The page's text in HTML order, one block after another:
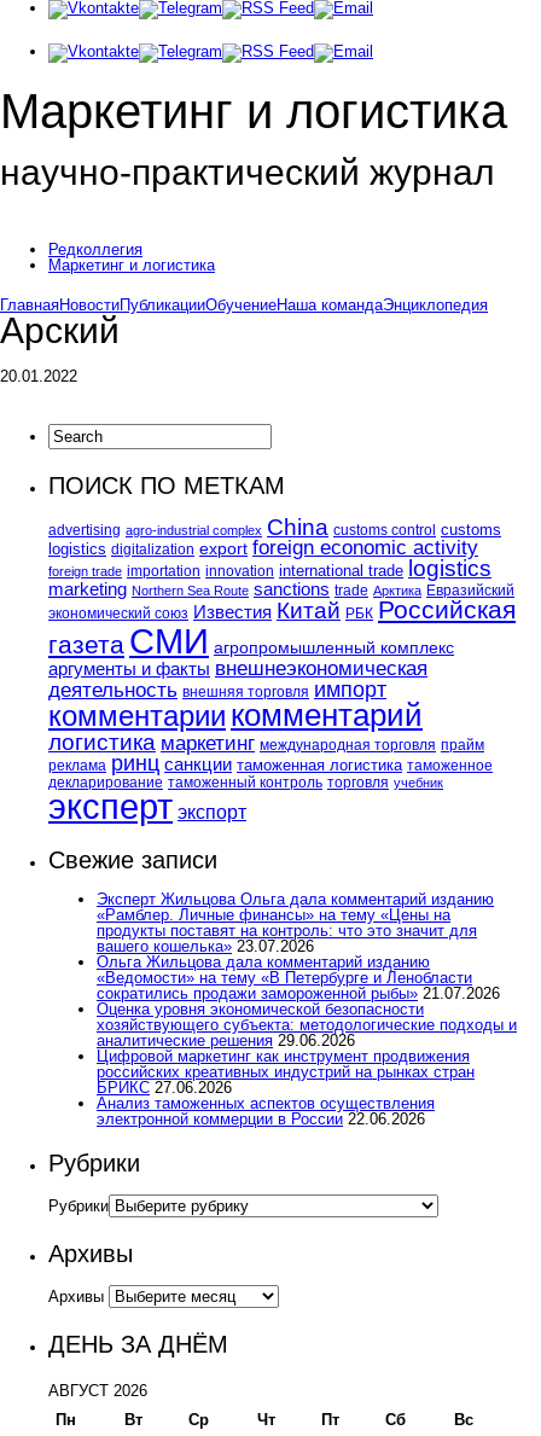
Маркетинг и логистика
научно-практический журнал
Редколлегия
Маркетинг и логистика
ГлавнаяНовостиПубликацииОбучениеНаша командаЭнциклопедия
Арский
20.01.2022
ПОИСК ПО МЕТКАМ
advertising agro-industrial complex China customs control customs
logistics digitalization export foreign economic activity
foreign trade importation innovation international trade logistics
marketing Northern Sea Route sanctions trade Арктика Евразийский
экономический союз Известия Китай РБК Российская
газета СМИ агропромышленный комплекс
аргументы и факты внешнеэкономическая
деятельность внешняя торговля импорт
комментарии комментарий
логистика маркетинг международная торговля прайм
реклама ринц санкции таможенная логистика таможенное
декларирование таможенный контроль торговля учебник
эксперт экспорт
Свежие записи
Эксперт Жильцова Ольга дала комментарий изданию
«Рамблер. Личные финансы» на тему «Цены на
продукты поставят на контроль: что это значит для
вашего кошелька» 23.07.2026
Ольга Жильцова дала комментарий изданию
«Ведомости» на тему «В Петербурге и Ленобласти
сократились продажи замороженной рыбы» 21.07.2026
Оценка уровня экономической безопасности
хозяйствующего субъекта: методологические подходы и
аналитические решения 29.06.2026
Цифровой маркетинг как инструмент продвижения
российских креативных индустрий на рынках стран
БРИКС 27.06.2026
Анализ таможенных аспектов осуществления
электронной коммерции в России 22.06.2026
Рубрики
Рубрики
Архивы
Архивы
ДЕНЬ ЗА ДНЁМ
АВГУСТ 2026
Пн
Вт Ср Чт Пт Сб
Вс